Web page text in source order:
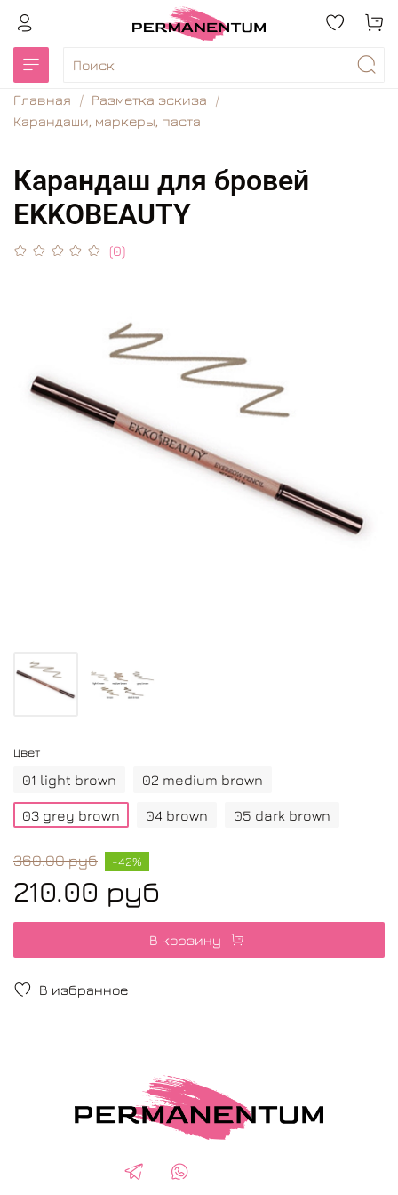
Главная
Разметка эскиза
Карандаши, маркеры, паста
Карандаш для бровей
EKKOBEAUTY
(0)
В избранное
Цвет
01 light brown 02 medium brown
03 grey brown 04 brown 05 dark brown
360.00 руб
210.00 руб
-42%
В корзину